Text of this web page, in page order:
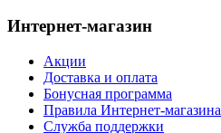
Интернет-магазин
Акции
Доставка и оплата
Бонусная программа
Правила Интернет-магазина
Служба поддержки